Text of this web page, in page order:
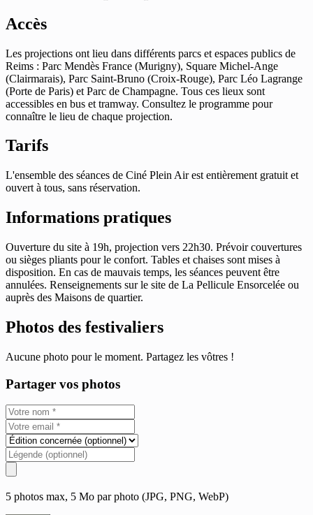
Accès
Les projections ont lieu dans différents parcs et espaces publics de
Reims : Parc Mendès France (Murigny), Square Michel-Ange
(Clairmarais), Parc Saint-Bruno (Croix-Rouge), Parc Léo Lagrange
(Porte de Paris) et Parc de Champagne. Tous ces lieux sont
accessibles en bus et tramway. Consultez le programme pour
connaître le lieu de chaque projection.
Tarifs
L'ensemble des séances de Ciné Plein Air est entièrement gratuit et
ouvert à tous, sans réservation.
Informations pratiques
Ouverture du site à 19h, projection vers 22h30. Prévoir couvertures
ou sièges pliants pour le confort. Tables et chaises sont mises à
disposition. En cas de mauvais temps, les séances peuvent être
annulées. Renseignements sur le site de La Pellicule Ensorcelée ou
auprès des Maisons de quartier.
Photos des festivaliers
Aucune photo pour le moment. Partagez les vôtres !
Partager vos photos
5 photos max, 5 Mo par photo (JPG, PNG, WebP)